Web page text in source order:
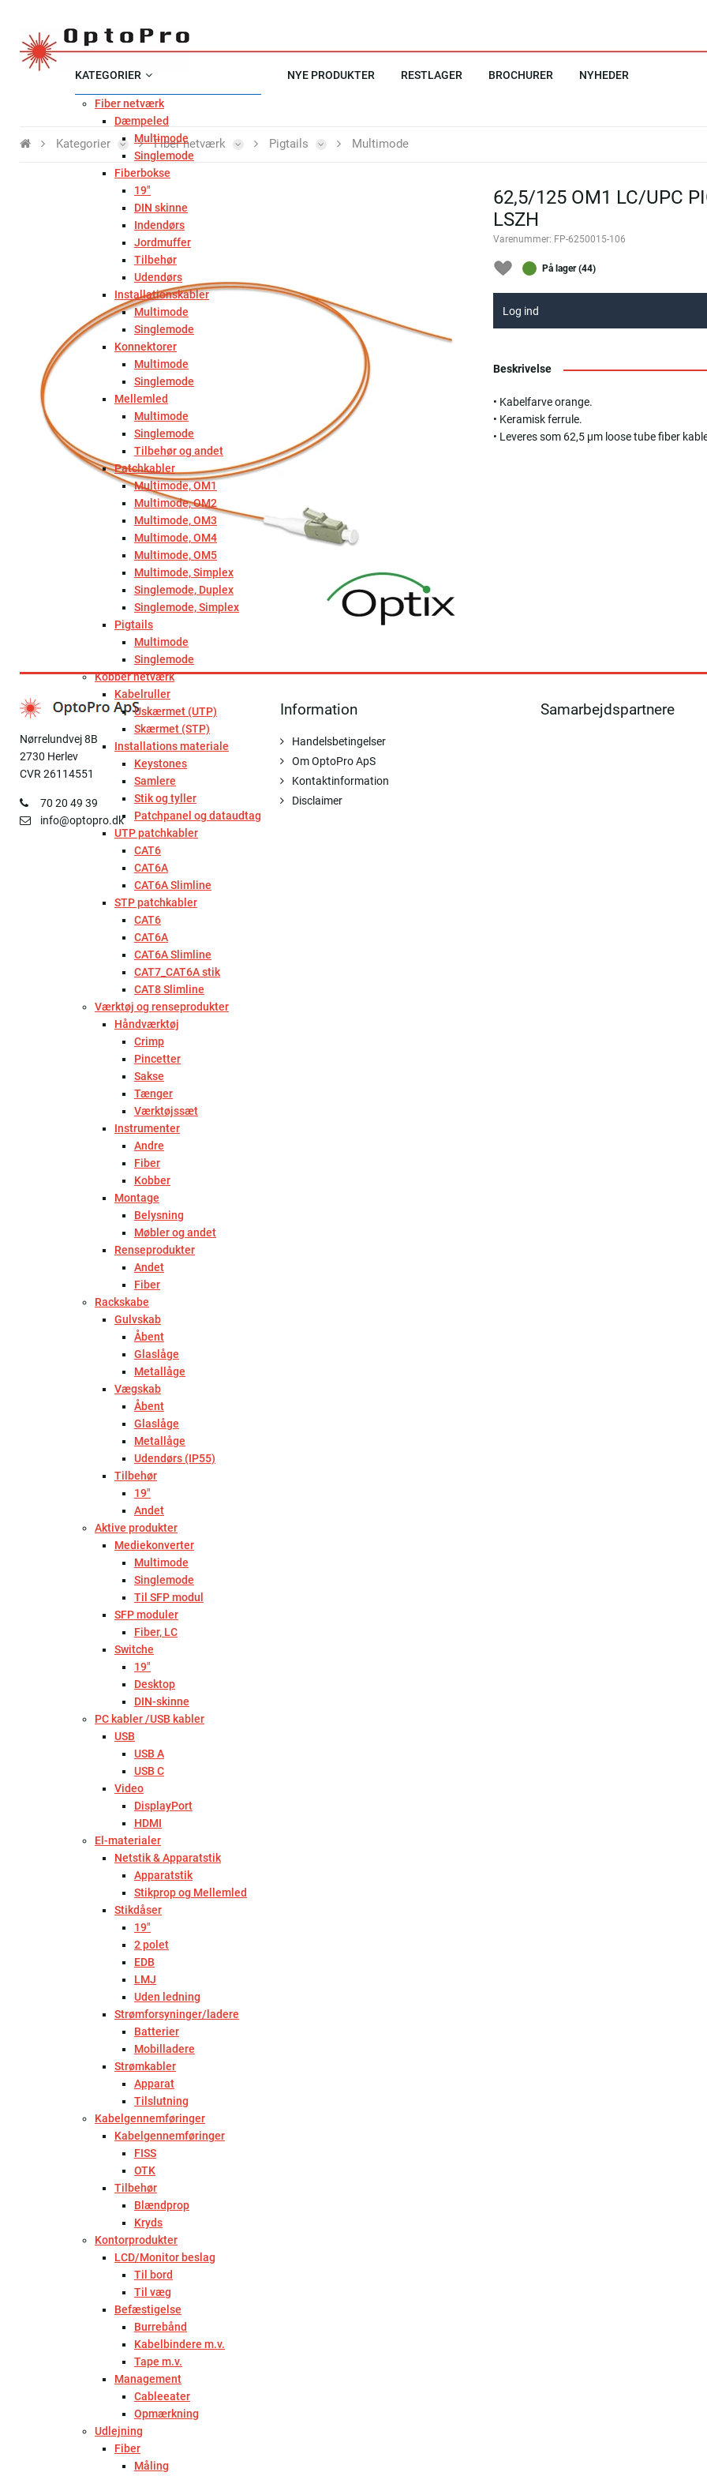
KATEGORIER
Fiber netværk
Dæmpeled
Multimode
Singlemode
Fiberbokse
19"
DIN skinne
Indendørs
Jordmuffer
Tilbehør
Udendørs
Installationskabler
Multimode
Singlemode
Konnektorer
Multimode
Singlemode
Mellemled
Multimode
Singlemode
Tilbehør og andet
Patchkabler
Multimode, OM1
Multimode, OM2
Multimode, OM3
Multimode, OM4
Multimode, OM5
Multimode, Simplex
Singlemode, Duplex
Singlemode, Simplex
Pigtails
Multimode
Singlemode
Kobber netværk
Kabelruller
Uskærmet (UTP)
Skærmet (STP)
Installations materiale
Keystones
Samlere
Stik og tyller
Patchpanel og dataudtag
UTP patchkabler
CAT6
CAT6A
CAT6A Slimline
STP patchkabler
CAT6
CAT6A
CAT6A Slimline
CAT7_CAT6A stik
CAT8 Slimline
Værktøj og renseprodukter
Håndværktøj
Crimp
Pincetter
Sakse
Tænger
Værktøjssæt
Instrumenter
Andre
Fiber
Kobber
Montage
Belysning
Møbler og andet
Renseprodukter
Andet
Fiber
Rackskabe
Gulvskab
Åbent
Glaslåge
Metallåge
Vægskab
Åbent
Glaslåge
Metallåge
Udendørs (IP55)
Tilbehør
19"
Andet
Aktive produkter
Mediekonverter
Multimode
Singlemode
Til SFP modul
SFP moduler
Fiber, LC
Switche
19"
Desktop
DIN-skinne
PC kabler /USB kabler
USB
USB A
USB C
Video
DisplayPort
HDMI
El-materialer
Netstik & Apparatstik
Apparatstik
Stikprop og Mellemled
Stikdåser
19"
2 polet
EDB
LMJ
Uden ledning
Strømforsyninger/ladere
Batterier
Mobilladere
Strømkabler
Apparat
Tilslutning
Kabelgennemføringer
Kabelgennemføringer
FISS
OTK
Tilbehør
Blændprop
Kryds
Kontorprodukter
LCD/Monitor beslag
Til bord
Til væg
Befæstigelse
Burrebånd
Kabelbindere m.v.
Tape m.v.
Management
Cableeater
Opmærkning
Udlejning
Fiber
Måling
NYE PRODUKTER RESTLAGER BROCHURER NYHEDER
Kategorier Fiber netværk Pigtails Multimode
62,5/125 OM1 LC/UPC
LSZH
Varenummer: FP-6250015-106
På lager (44)
Log ind
Beskrivelse
• Kabelfarve orange.
• Keramisk ferrule.
• Leveres som 62,5 µm loose tube fiber
Nørrelundvej 8B
2730 Herlev
CVR 26114551
70 20 49 39
info@optopro.dk
Information
Handelsbetingelser
Om OptoPro ApS
Kontaktinformation
Disclaimer
Samarbejdspartnere